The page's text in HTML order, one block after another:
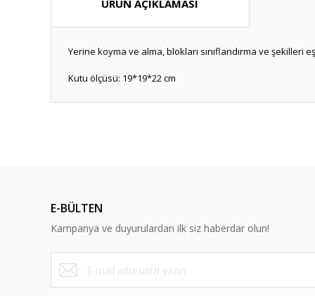
ÜRÜN AÇIKLAMASI
Yerine koyma ve alma, blokları sınıflandırma ve
Kutu ölçüsü: 19*19*22 cm
Ürün bilgilerinde hatalar bulunuyor.
Ürün fiyatı diğer sitelerden daha pahalı.
Bu ürüne benzer farklı alternatifler olmalı.
E-BÜLTEN
Kampanya ve duyurulardan ilk siz haberdar olun!